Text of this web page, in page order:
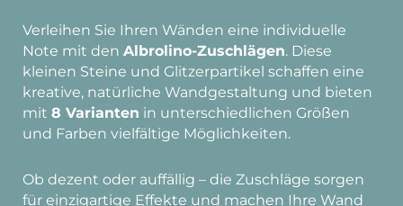
Verleihen Sie Ihren Wänden eine individuelle
Note mit den Albrolino-Zuschlägen. Diese
kleinen Steine und Glitzerpartikel schaffen eine
kreative, natürliche Wandgestaltung und bieten
mit 8 Varianten in unterschiedlichen Größen
und Farben vielfältige Möglichkeiten.
Ob dezent oder auffällig – die Zuschläge sorgen
für einzigartige Effekte und machen Ihre Wand